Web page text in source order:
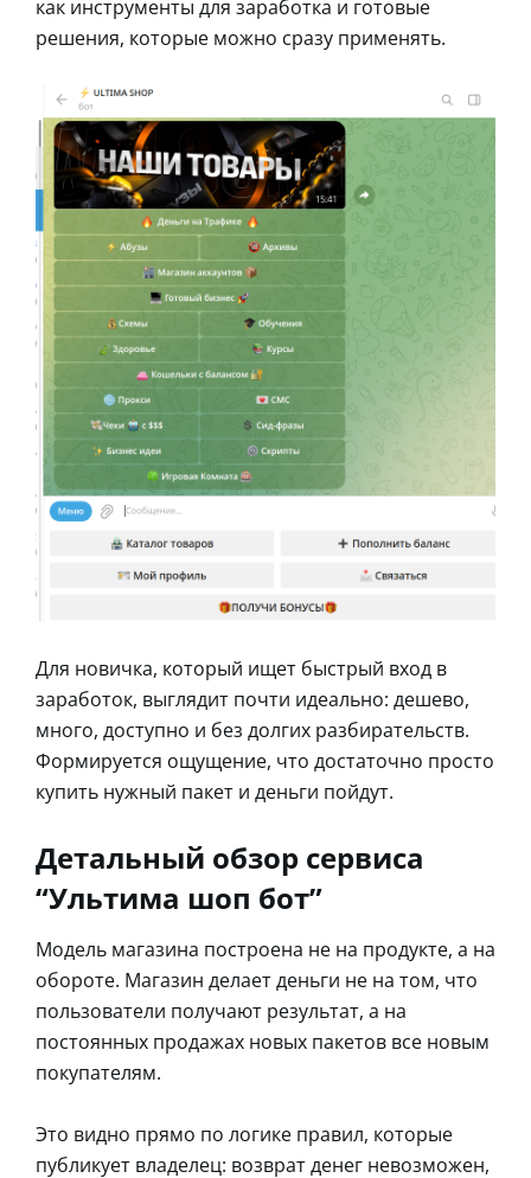
как инструменты для заработка и готовые
решения, которые можно сразу применять.
Для новичка, который ищет быстрый вход в
заработок, выглядит почти идеально: дешево,
много, доступно и без долгих разбирательств.
Формируется ощущение, что достаточно просто
купить нужный пакет и деньги пойдут.
Детальный обзор сервиса
“Ультима шоп бот”
Модель магазина построена не на продукте, а на
обороте. Магазин делает деньги не на том, что
пользователи получают результат, а на
постоянных продажах новых пакетов все новым
покупателям.
Это видно прямо по логике правил, которые
публикует владелец: возврат денег невозможен,